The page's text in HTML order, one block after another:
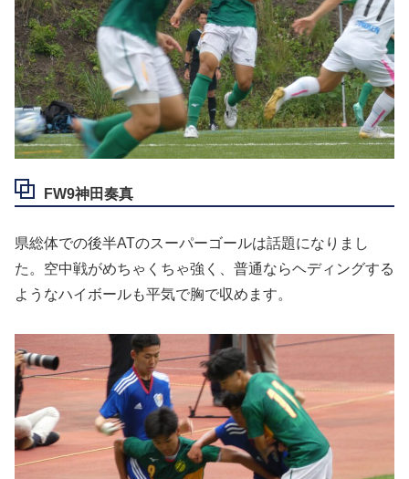
FW9神田奏真
県総体での後半ATのスーパーゴールは話題になりまし
た。空中戦がめちゃくちゃ強く、普通ならヘディングする
ようなハイボールも平気で胸で収めます。